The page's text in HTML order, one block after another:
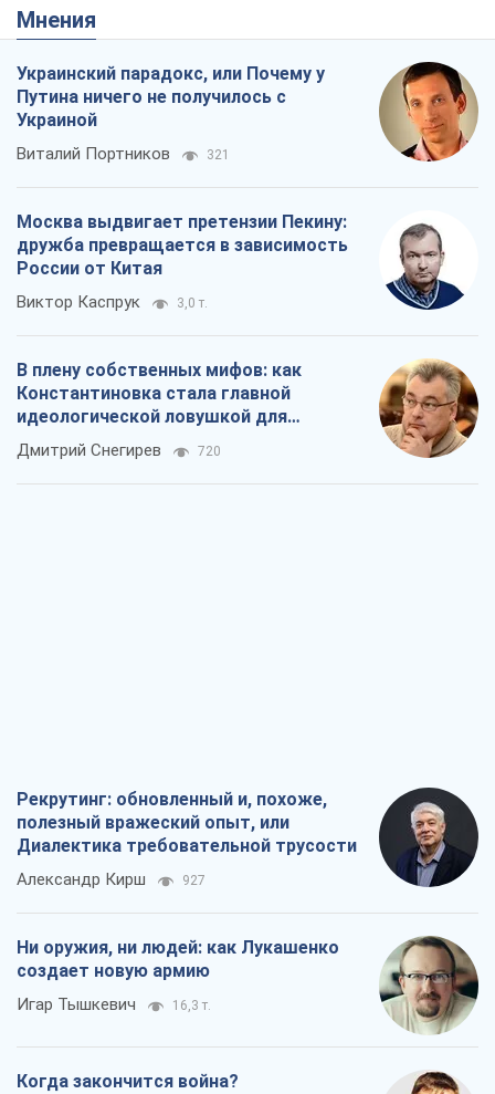
Мнения
Украинский парадокс, или Почему у
Путина ничего не получилось с
Украиной
Виталий Портников 321
Москва выдвигает претензии Пекину:
дружба превращается в зависимость
России от Китая
Виктор Каспрук 3,0 т.
В плену собственных мифов: как
Константиновка стала главной
идеологической ловушкой для
российских оккупантов
Дмитрий Снегирев 720
Рекрутинг: обновленный и, похоже,
полезный вражеский опыт, или
Диалектика требовательной трусости
Александр Кирш 927
Ни оружия, ни людей: как Лукашенко
создает новую армию
Игар Тышкевич 16,3 т.
Когда закончится война?